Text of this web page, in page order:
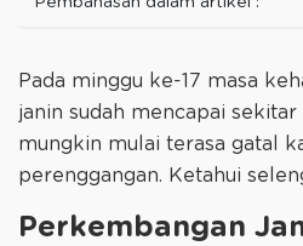
Pada minggu ke-17 masa
janin sudah mencapai sekitar
mungkin mulai terasa gatal
perenggangan. Ketahui
Perkembangan